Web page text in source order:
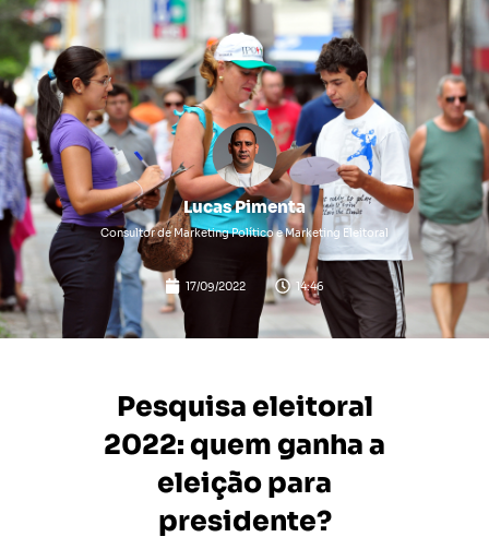
Lucas Pimenta
Consultor de Marketing Político e Marketing Eleitoral
17/09/2022 14:46
Pesquisa eleitoral
2022: quem ganha a
eleição para
presidente?